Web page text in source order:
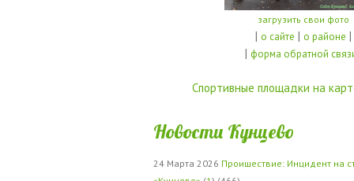
загрузить свои фото
| о сайте | о районе |
| форма обратной
Спортивные площадки на
Новости Кунцево
24 Марта 2026 Проишествие: Инцидент на